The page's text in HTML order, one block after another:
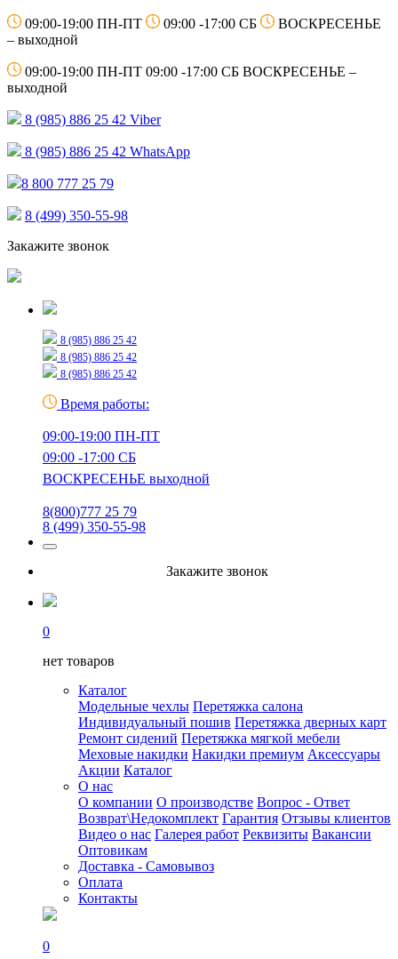
09:00-19:00 ПН-ПТ 09:00 -17:00 СБ
ВОСКРЕСЕНЬЕ
– выходной
09:00-19:00 ПН-ПТ 09:00 -17:00 СБ ВОСКРЕСЕНЬЕ –
выходной
8 (985) 886 25 42 Viber
8 (985) 886 25 42 WhatsApp
8 800 777 25 79
8 (499) 350-55-98
Закажите звонок
8 (985) 886 25 42
8 (985) 886 25 42
8 (985) 886 25 42
Время работы:
09:00-19:00 ПН-ПТ
09:00 -17:00 СБ
ВОСКРЕСЕНЬЕ выходной
8(800)777 25 79
8 (499) 350-55-98
Закажите звонок
0
нет товаров
Каталог
Модельные чехлы Перетяжка салона
Индивидуальный пошив Перетяжка дверных карт
Ремонт сидений Перетяжка мягкой мебели
Меховые накидки Накидки премиум Аксессуары
Акции Каталог
О нас
О компании О производстве Вопрос - Ответ
Возврат\Недокомплект Гарантия Отзывы клиентов
Видео о нас Галерея работ Реквизиты Вакансии
Оптовикам
Доставка - Самовывоз
Оплата
Контакты
0